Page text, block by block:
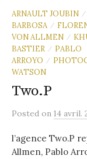
ARNAULT JOUBIN /
BARBOSA
/
VON ALLMEN /
BASTIER
/ PABLO
ARROYO
/
WATSON
Two.P
Posted on 14 avril.
l’agence Two.P
Allmen, Pablo